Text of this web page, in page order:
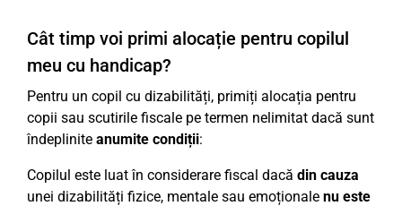
Cât timp voi primi alocație pentru copilul
meu cu handicap?
Pentru un copil cu dizabilități, primiți alocația pentru
copii sau scutirile fiscale pe termen nelimitat dacă sunt
îndeplinite anumite condiții:
Copilul este luat în considerare fiscal dacă din cauza
unei dizabilități fizice, mentale sau emoționale nu este